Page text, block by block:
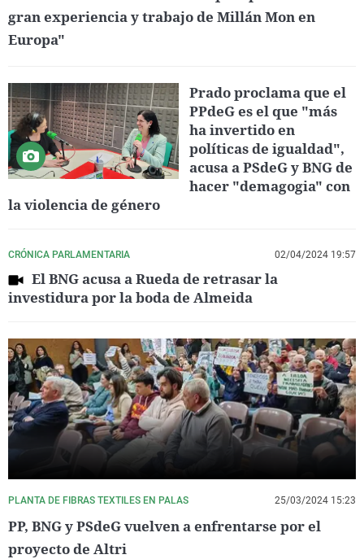
gran experiencia y trabajo de Millán Mon en
Europa"
Prado proclama que el
PPdeG es el que "más
ha invertido en
políticas de igualdad",
acusa a PSdeG y BNG de
hacer "demagogia" con
la violencia de género
CRÓNICA PARLAMENTARIA 02/04/2024 19:57
El BNG acusa a Rueda de retrasar la
investidura por la boda de Almeida
PLANTA DE FIBRAS TEXTILES EN PALAS 25/03/2024 15:23
PP, BNG y PSdeG vuelven a enfrentarse por el
proyecto de Altri